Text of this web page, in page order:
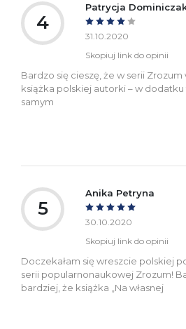
4
Patrycja
31.10.2020
Skopiuj link do opinii
Bardzo się cieszę, że w serii
książka polskiej autorki – w dodatku
samym
5
Anika Petryna
30.10.2020
Skopiuj link do opinii
Doczekałam się wreszcie polskiej
serii popularnonaukowej Zrozum!
bardziej, że książka „Na własnej